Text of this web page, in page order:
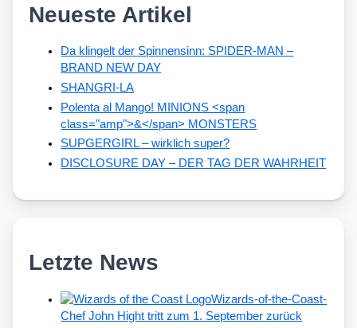
Neueste Artikel
Da klingelt der Spinnensinn: SPIDER-MAN –
BRAND NEW DAY
SHANGRI-LA
Polenta al Mango! MINIONS <span
class="amp">&</span> MONSTERS
SUPGERGIRL – wirklich super?
DISCLOSURE DAY – DER TAG DER WAHRHEIT
Letzte News
Wizards-of-the-Coast-
Chef John Hight tritt zum 1. September zurück